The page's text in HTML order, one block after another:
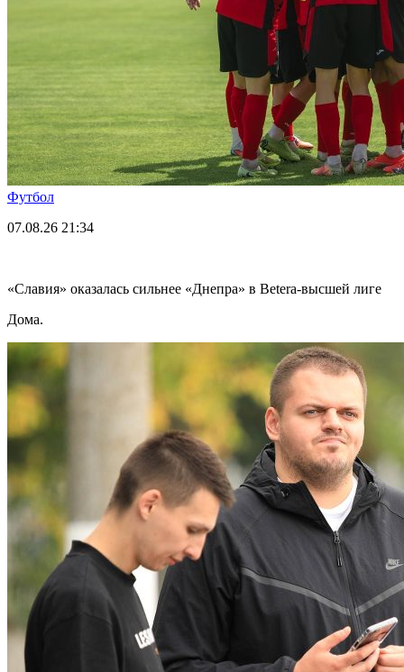
Футбол
07.08.26 21:34
«Славия» оказалась сильнее «Днепра» в Betera-высшей лиге
Дома.